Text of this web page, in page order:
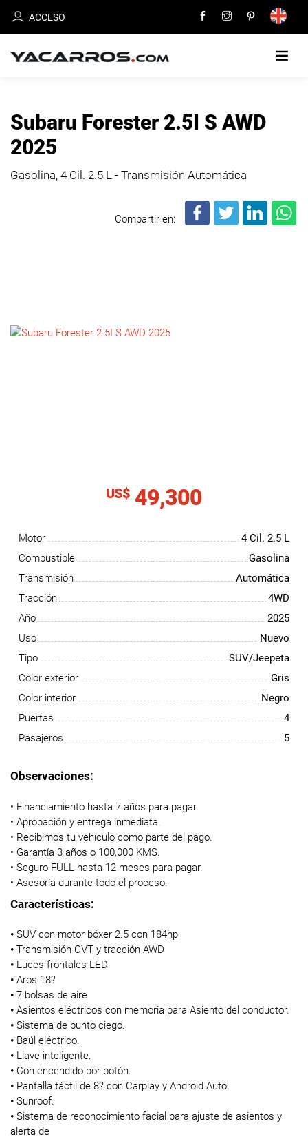
ACCESO
CARROS
EN
VENTA
Subaru Forester 2.5I S AWD
2025
Gasolina, 4 Cil. 2.5 L - Transmisión Automática
Compartir en:
US$ 49,300
Motor 4 Cil. 2.5 L
Combustible
Gasolina
Transmisión
Automática
Tracción
4WD
Año
2025
Uso
Nuevo
Tipo
SUV/Jeepeta
Color exterior
Gris
Color interior
Negro
Puertas
4
Pasajeros
5
Observaciones:
• Financiamiento hasta 7 años para pagar.
• Aprobación y entrega inmediata.
• Recibimos tu vehículo como parte del pago.
• Garantía 3 años o 100,000 KMS.
• Seguro FULL hasta 12 meses para pagar.
• Asesoría durante todo el proceso.
Características:
• SUV con motor bóxer 2.5 con 184hp
• Transmisión CVT y tracción AWD
• Luces frontales LED
• Aros 18?
• 7 bolsas de aire
• Asientos eléctricos con memoria para Asiento del conductor.
• Sistema de punto ciego.
• Baúl eléctrico.
• Llave inteligente.
• Con encendido por botón.
• Pantalla táctil de 8? con Carplay y Android Auto.
• Sunroof.
• Sistema de reconocimiento facial para ajuste de asientos y
alerta de